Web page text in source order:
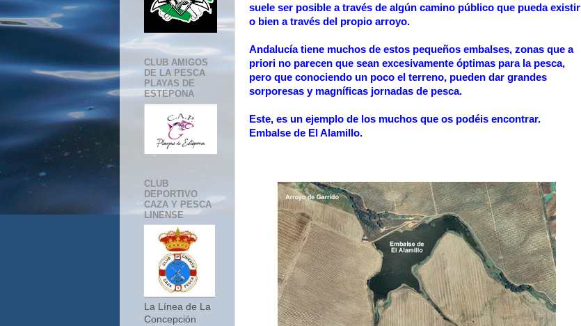
suele ser posible a través de algún camino público que pueda existir
o bien a través del propio arroyo.
Andalucía tiene muchos de estos pequeños embalses, zonas que a
priori no parecen que sean excesivamente óptimas para la pesca,
pero que conociendo un poco el terreno, pueden dar grandes
sorporesas y magníficas jornadas de pesca.
Este, es un ejemplo de los muchos que os podéis encontrar.
Embalse de El Alamillo.
CLUB AMIGOS
DE LA PESCA
PLAYAS DE
ESTEPONA
CLUB
DEPORTIVO
CAZA Y PESCA
LINENSE
La Línea de La
Concepción